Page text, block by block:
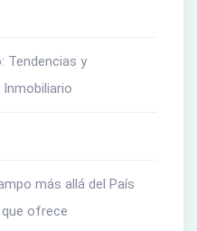
Tendencias y
más allá del País
ofrece